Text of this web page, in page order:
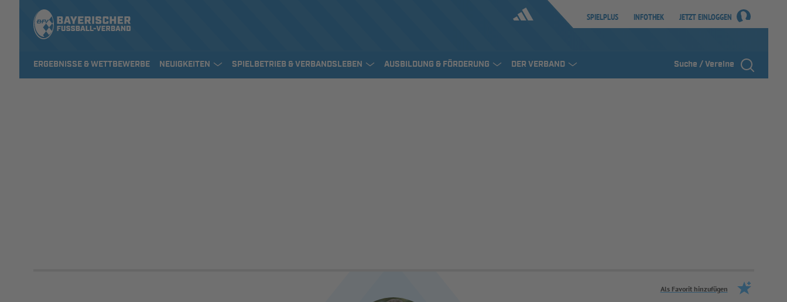
SPIELPLUS INFOTHEK JETZT EINLOGGEN
ERGEBNISSE & WETTBEWERBE NEUIGKEITEN SPIELBETRIEB & VERBANDSLEBEN AUSBILDUNG & FÖRDERUNG DER VERBAND Suche / Vereine
Als Favorit hinzufügen